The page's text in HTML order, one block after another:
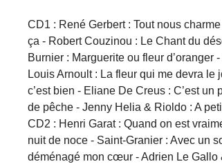
CD1 : René Gerbert : Tout nous
ça - Robert Couzinou : Le Chant du
Burnier : Marguerite ou fleur
Louis Arnoult : La fleur qui me devra le
c’est bien - Eliane De Creus : C’est
de pêche - Jenny Helia & Rioldo : A
CD2 : Henri Garat : Quand on est
nuit de noce - Saint-Granier : Avec un
déménagé mon cœur - Adrien Le Gallo